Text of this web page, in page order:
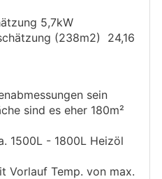
5,7kW
(238m2) 24,16
sein
sind es eher 180m²
1500L - 1800L Heizöl
Vorlauf Temp. von max.